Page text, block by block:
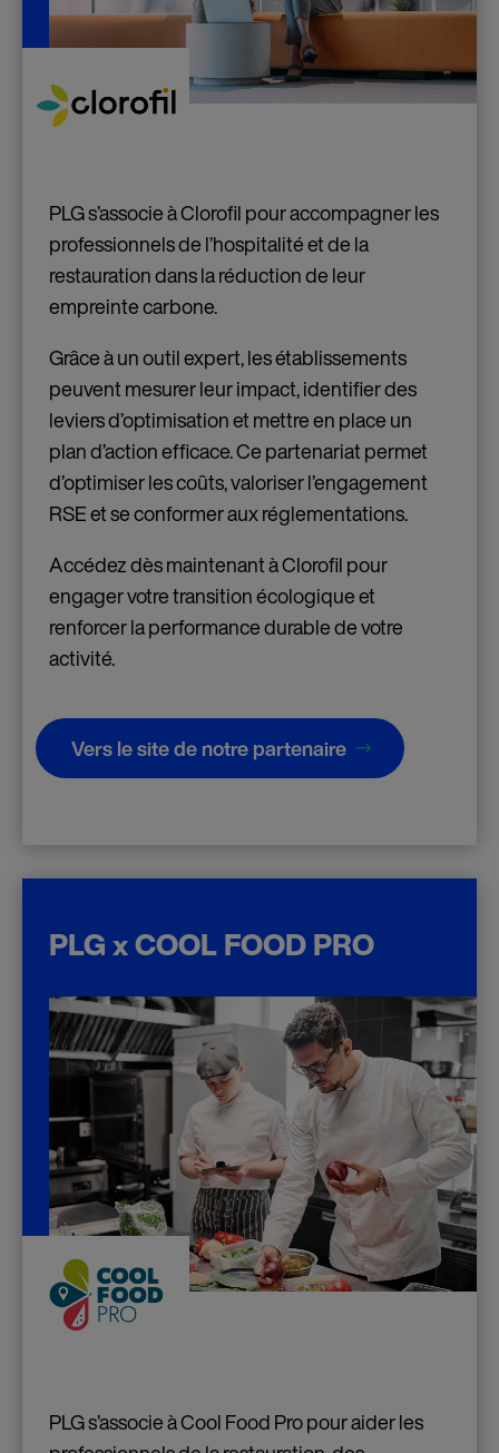
PLG s’associe à Clorofil pour accompagner les
professionnels de l’hospitalité et de la
restauration dans la réduction de leur
empreinte carbone.
Grâce à un outil expert, les établissements
peuvent mesurer leur impact, identifier des
leviers d’optimisation et mettre en place un
plan d’action efficace. Ce partenariat permet
d’optimiser les coûts, valoriser l’engagement
RSE et se conformer aux réglementations.
Accédez dès maintenant à Clorofil pour
engager votre transition écologique et
renforcer la performance durable de votre
activité.
Vers le site de notre partenaire
PLG x COOL FOOD PRO
PLG s’associe à Cool Food Pro pour aider les